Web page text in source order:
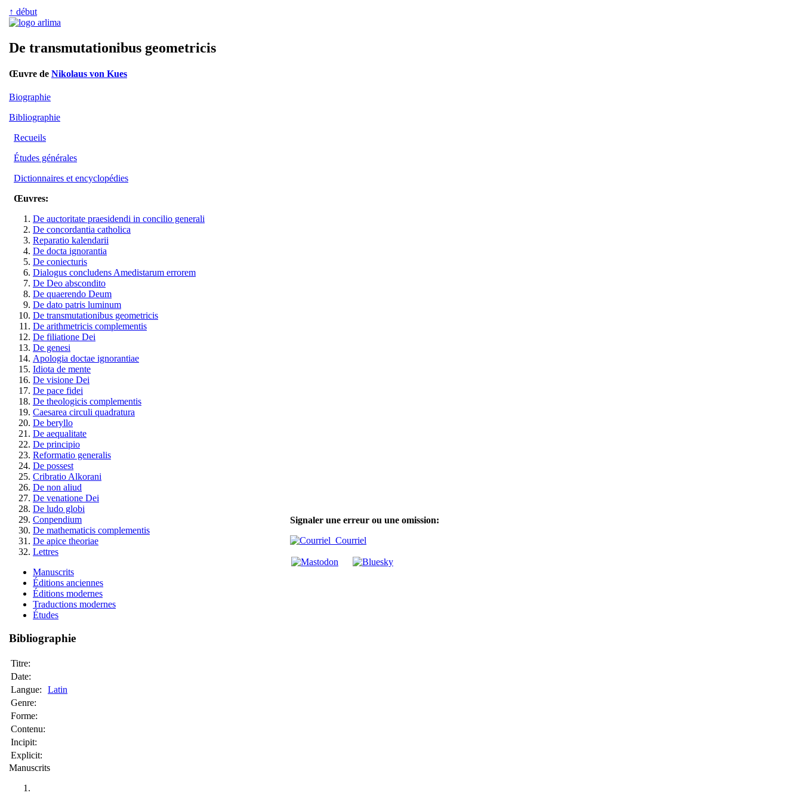
↑ début
De transmutationibus geometricis
Œuvre de Nikolaus von Kues
Biographie
Bibliographie
Recueils
Études générales
Dictionnaires et encyclopédies
Œuvres:
De auctoritate praesidendi in concilio generali
De concordantia catholica
Reparatio kalendarii
De docta ignorantia
De coniecturis
Dialogus concludens Amedistarum errorem
De Deo abscondito
De quaerendo Deum
De dato patris luminum
De transmutationibus geometricis
De arithmetricis complementis
De filiatione Dei
De genesi
Apologia doctae ignorantiae
Idiota de mente
De visione Dei
De pace fidei
De theologicis complementis
Caesarea circuli quadratura
De beryllo
De aequalitate
De principio
Reformatio generalis
De possest
Cribratio Alkorani
De non aliud
De venatione Dei
De ludo globi
Conpendium
De mathematicis complementis
De apice theoriae
Lettres
Manuscrits
Éditions anciennes
Éditions modernes
Traductions modernes
Études
Bibliographie
Titre:
Date:
Langue:
Latin
Genre:
Forme:
Contenu:
Incipit:
Explicit:
Manuscrits
Signaler une erreur ou une omission:
Courriel